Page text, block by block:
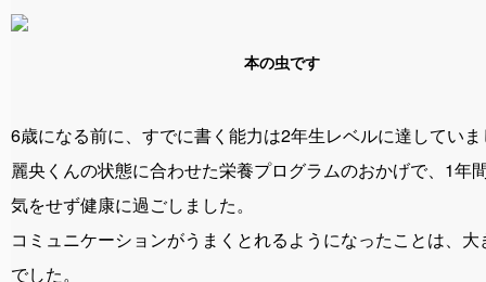
本の虫です
6歳になる前に、すでに書く能力は2年生レベルに達してい
麗央くんの状態に合わせた栄養プログラムのおかげで、1年
気をせず健康に過ごしました。
コミュニケーションがうまくとれるようになったことは、大
でした。